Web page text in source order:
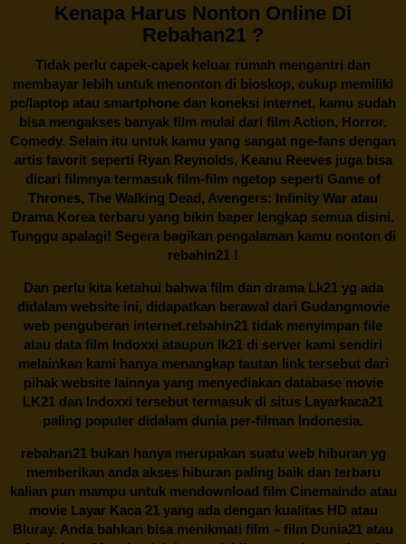
Kenapa Harus Nonton Online Di
Rebahan21 ?
Tidak perlu capek-capek keluar rumah mengantri dan
membayar lebih untuk menonton di bioskop, cukup memiliki
pc/laptop atau smartphone dan koneksi internet, kamu sudah
bisa mengakses banyak film mulai dari film Action, Horror,
Comedy. Selain itu untuk kamu yang sangat nge-fans dengan
artis favorit seperti Ryan Reynolds, Keanu Reeves juga bisa
dicari filmnya termasuk film-film ngetop seperti Game of
Thrones, The Walking Dead, Avengers: Infinity War atau
Drama Korea terbaru yang bikin baper lengkap semua disini.
Tunggu apalagi! Segera bagikan pengalaman kamu nonton di
rebahin21 !
Dan perlu kita ketahui bahwa film dan dramaLk21yg ada
didalam website ini, didapatkan berawal dari Gudangmovie
web penguberan internet.rebahin21 tidak menyimpan file
atau data film Indoxxi ataupun lk21 di server kami sendiri
melainkan kami hanya menangkap tautan link tersebut dari
pihak website lainnya yang menyediakan database movie
LK21 dan Indoxxi tersebut termasuk di situs Layarkaca21
paling populer didalam dunia per-filman Indonesia.
rebahan21bukan hanya merupakan suatu web hiburan yg
memberikan anda akses hiburan paling baik dan terbaru
kalian pun mampu untuk mendownload film Cinemaindo atau
movie Layar Kaca 21 yang ada dengan kualitas HD atau
Bluray. Anda bahkan bisa menikmati film – film Dunia21 atau